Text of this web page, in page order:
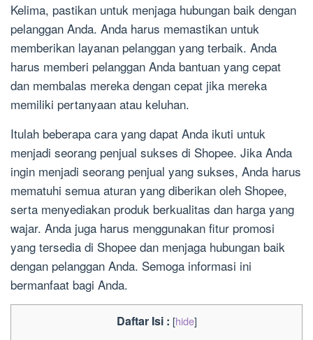
Kelima, pastikan untuk menjaga hubungan baik dengan
pelanggan Anda. Anda harus memastikan untuk
memberikan layanan pelanggan yang terbaik. Anda
harus memberi pelanggan Anda bantuan yang cepat
dan membalas mereka dengan cepat jika mereka
memiliki pertanyaan atau keluhan.
Itulah beberapa cara yang dapat Anda ikuti untuk
menjadi seorang penjual sukses di Shopee. Jika Anda
ingin menjadi seorang penjual yang sukses, Anda harus
mematuhi semua aturan yang diberikan oleh Shopee,
serta menyediakan produk berkualitas dan harga yang
wajar. Anda juga harus menggunakan fitur promosi
yang tersedia di Shopee dan menjaga hubungan baik
dengan pelanggan Anda. Semoga informasi ini
bermanfaat bagi Anda.
Daftar Isi : [hide]